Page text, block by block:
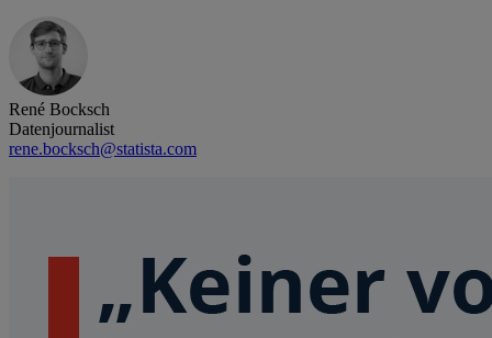
René Bocksch
Datenjournalist
rene.bocksch@statista.com